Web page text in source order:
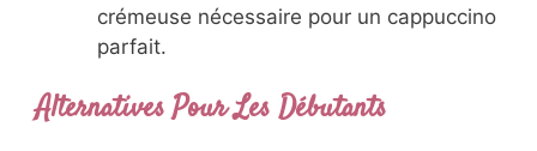
crémeuse nécessaire pour un cappuccino
parfait.
Alternatives Pour Les Débutants